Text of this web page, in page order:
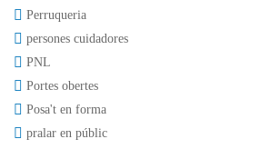
Perruqueria
persones cuidadores
PNL
Portes obertes
Posa't en forma
pralar en públic